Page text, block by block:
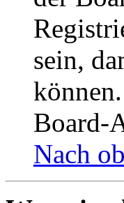
sein,
Board-
Nach